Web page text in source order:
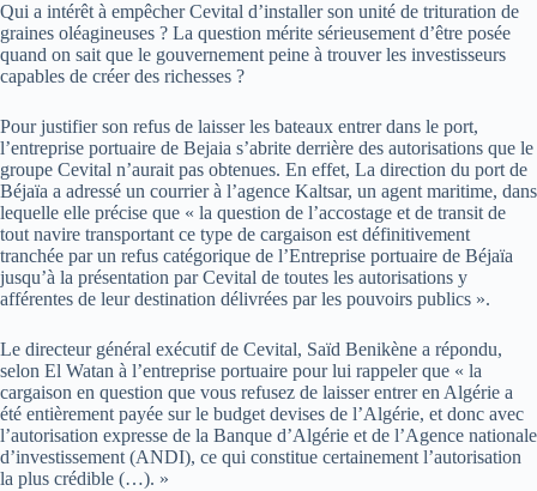
Qui a intérêt à empêcher Cevital d’installer son unité de trituration de
graines oléagineuses ? La question mérite sérieusement d’être posée
quand on sait que le gouvernement peine à trouver les investisseurs
capables de créer des richesses ?
Pour justifier son refus de laisser les bateaux entrer dans le port,
l’entreprise portuaire de Bejaia s’abrite derrière des autorisations que le
groupe Cevital n’aurait pas obtenues. En effet, La direction du port de
Béjaïa a adressé un courrier à l’agence Kaltsar, un agent maritime, dans
lequelle elle précise que « la question de l’accostage et de transit de
tout navire transportant ce type de cargaison est définitivement
tranchée par un refus catégorique de l’Entreprise portuaire de Béjaïa
jusqu’à la présentation par Cevital de toutes les autorisations y
afférentes de leur destination délivrées par les pouvoirs publics ».
Le directeur général exécutif de Cevital, Saïd Benikène a répondu,
selon El Watan à l’entreprise portuaire pour lui rappeler que « la
cargaison en question que vous refusez de laisser entrer en Algérie a
été entièrement payée sur le budget devises de l’Algérie, et donc avec
l’autorisation expresse de la Banque d’Algérie et de l’Agence nationale
d’investissement (ANDI), ce qui constitue certainement l’autorisation
la plus crédible (…). »